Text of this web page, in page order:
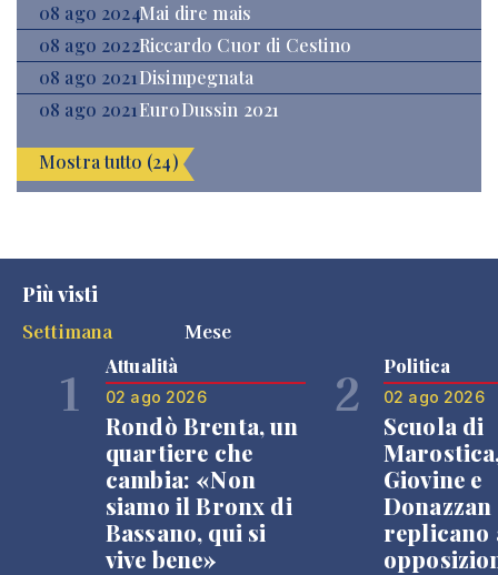
08 ago 2024Mai dire mais
08 ago 2022Riccardo Cuor di Cestino
08 ago 2021Disimpegnata
08 ago 2021EuroDussin 2021
Mostra tutto (24)
Più visti
Settimana
Mese
1 Attualità
02 ago 2026
Rondò Brenta, un
quartiere che
cambia: «Non
siamo il Bronx di
Bassano, qui si
vive bene»
2 Politica
02 ago 2026
Scuola di
Giovine e
Donazzan
replicano